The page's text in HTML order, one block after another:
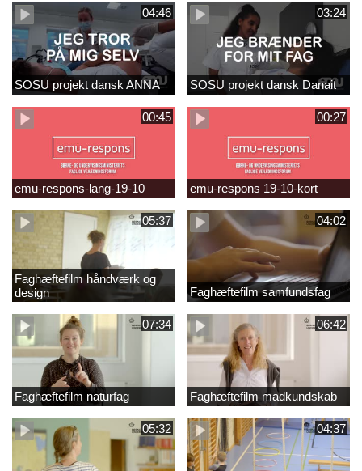
04:46
SOSU projekt dansk ANNA
03:24
SOSU projekt dansk Danait
00:45
emu-respons-lang-19-10
00:27
emu-respons 19-10-kort
05:37
Faghæftefilm håndværk og
design
04:02
Faghæftefilm samfundsfag
07:34
Faghæftefilm naturfag
06:42
Faghæftefilm madkundskab
05:32 04:37